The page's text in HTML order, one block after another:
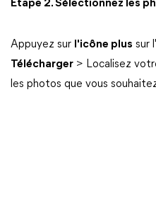
Étape 2. Sélectionnez les
Appuyez sur l'icône plus sur
Télécharger > Localisez
les photos que vous